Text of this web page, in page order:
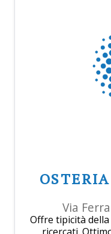
Via
Offre tipicità